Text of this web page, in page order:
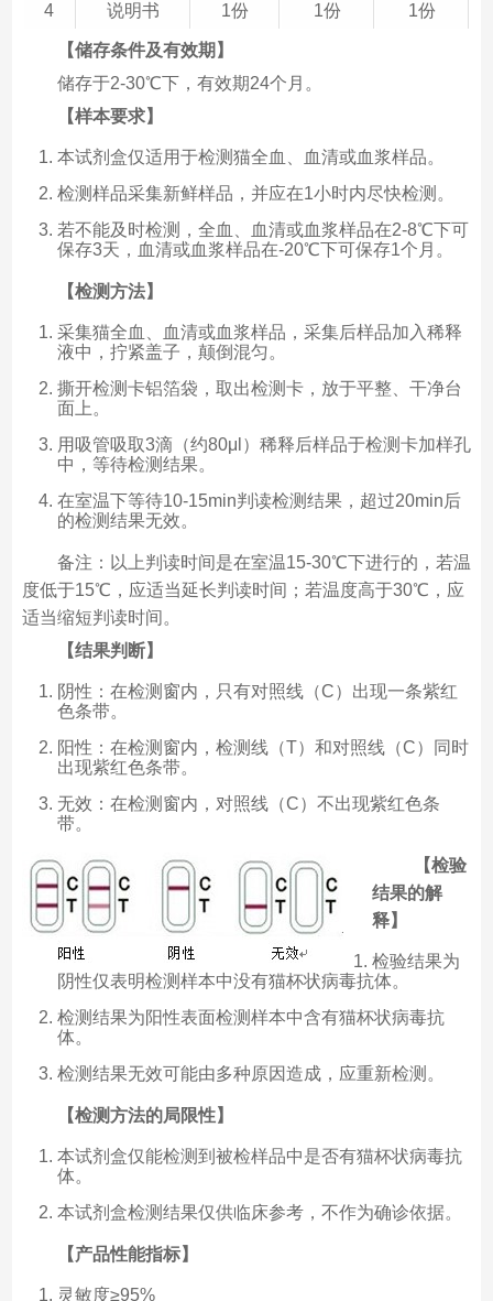
4
说明书 1份 1份 1份
【储存条件及有效期】
储存于2-30℃下，有效期24个月。
【样本要求】
本试剂盒仅适用于检测猫全血、血清或血浆样品。
检测样品采集新鲜样品，并应在1小时内尽快检测。
若不能及时检测，全血、血清或血浆样品在2-8℃下可
保存3天，血清或血浆样品在-20℃下可保存1个月。
【检测方法】
采集猫全血、血清或血浆样品，采集后样品加入稀释
液中，拧紧盖子，颠倒混匀。
撕开检测卡铝箔袋，取出检测卡，放于平整、干净台
面上。
用吸管吸取3滴（约80μl）稀释后样品于检测卡加样孔
中，等待检测结果。
在室温下等待10-15min判读检测结果，超过20min后
的检测结果无效。
备注：以上判读时间是在室温15-30℃下进行的，若温
度低于15℃，应适当延长判读时间；若温度高于30℃，应
适当缩短判读时间。
【结果判断】
阴性：在检测窗内，只有对照线（C）出现一条紫红
色条带。
阳性：在检测窗内，检测线（T）和对照线（C）同时
出现紫红色条带。
无效：在检测窗内，对照线（C）不出现紫红色条
带。
【检验
结果的解
释】
检验结果为
阴性仅表明检测样本中没有猫杯状病毒抗体。
检测结果为阳性表面检测样本中含有猫杯状病毒抗
体。
检测结果无效可能由多种原因造成，应重新检测。
【检测方法的局限性】
本试剂盒仅能检测到被检样品中是否有猫杯状病毒抗
体。
本试剂盒检测结果仅供临床参考，不作为确诊依据。
【产品性能指标】
灵敏度≥95%